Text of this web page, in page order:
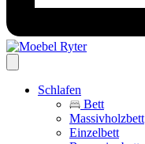
Schlafen
Bett
Massivholzbett
Einzelbett